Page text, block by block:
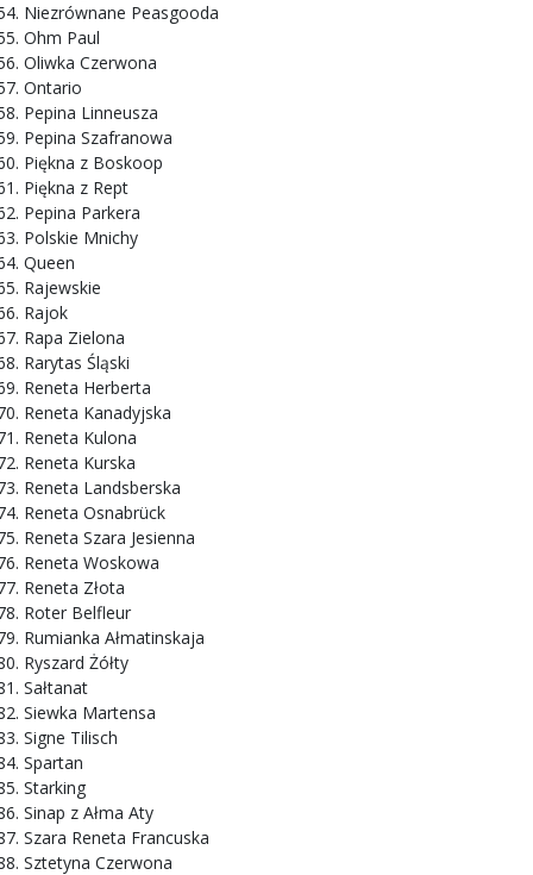
Niezrównane Peasgooda
Ohm Paul
Oliwka Czerwona
Ontario
Pepina Linneusza
Pepina Szafranowa
Piękna z Boskoop
Piękna z Rept
Pepina Parkera
Polskie Mnichy
Queen
Rajewskie
Rajok
Rapa Zielona
Rarytas Śląski
Reneta Herberta
Reneta Kanadyjska
Reneta Kulona
Reneta Kurska
Reneta Landsberska
Reneta Osnabrück
Reneta Szara Jesienna
Reneta Woskowa
Reneta Złota
Roter Belfleur
Rumianka Ałmatinskaja
Ryszard Żółty
Sałtanat
Siewka Martensa
Signe Tilisch
Spartan
Starking
Sinap z Ałma Aty
Szara Reneta Francuska
Sztetyna Czerwona